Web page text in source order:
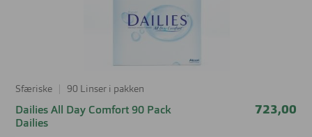
Sfæriske 90 Linser i pakken
Dailies All Day Comfort 90 Pack
Dailies
723,00